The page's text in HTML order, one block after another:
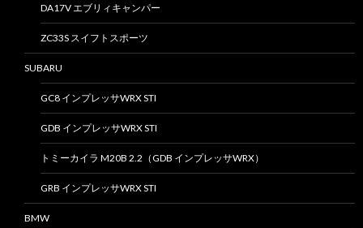
DA17V エブリィキャンパー
ZC33S スイフトスポーツ
SUBARU
GC8 インプレッサWRX STI
GDB インプレッサWRX STI
トミーカイラ M20B 2.2（GDB インプレッサWRX）
GRB インプレッサWRX STI
BMW